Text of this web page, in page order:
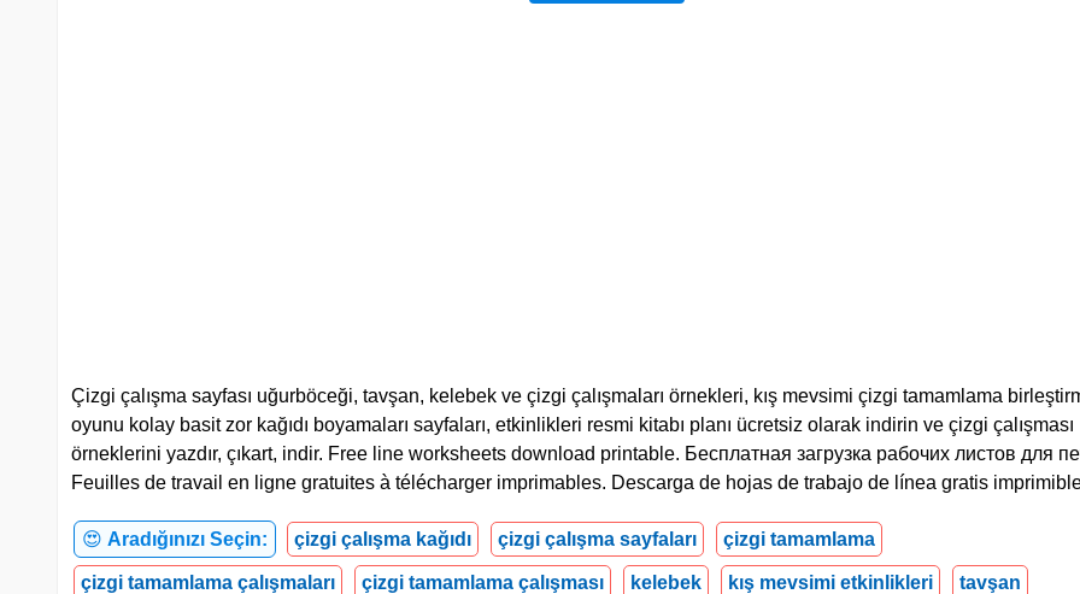
Çizgi çalışma sayfası uğurböceği, tavşan, kelebek ve çizgi çalışmaları örnekleri, kış mevsimi çizgi tamamlama
oyunu kolay basit zor kağıdı boyamaları sayfaları, etkinlikleri resmi kitabı planı ücretsiz olarak indirin ve çizgi çalışması
örneklerini yazdır, çıkart, indir. Free line worksheets download printable. Бесплатная загрузка рабочих листов для
Feuilles de travail en ligne gratuites à télécharger imprimables. Descarga de hojas de trabajo de línea gratis
😍 Aradığınızı Seçin: çizgi çalışma kağıdı çizgi çalışma sayfaları çizgi tamamlama
çizgi tamamlama çalışmaları çizgi tamamlama çalışması kelebek kış mevsimi etkinlikleri tavşan